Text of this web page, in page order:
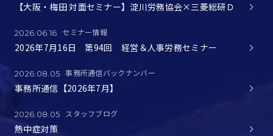
【大阪・梅田 対面セミナー】淀川労務協会×三菱総研Ｄ
2026.06.16 セミナー情報
2026年7月16日 第94回 経営＆人事労務セミナー
2026.08.05 事務所通信バックナンバー
事務所通信【2026年7月】
2026.08.05 スタッフブログ
熱中症対策